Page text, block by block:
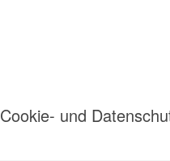
Cookie- und